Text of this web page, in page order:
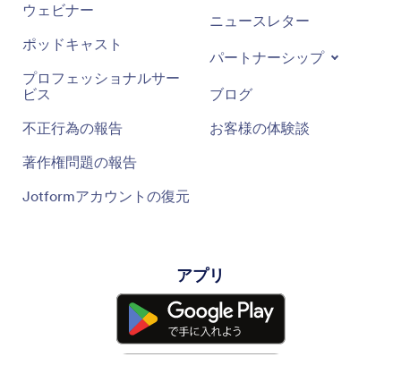
ウェビナー
ポッドキャスト
プロフェッショナルサー
ビス
不正行為の報告
著作権問題の報告
Jotformアカウントの復元
ニュースレター
パートナーシップ
ブログ
お客様の体験談
アプリ